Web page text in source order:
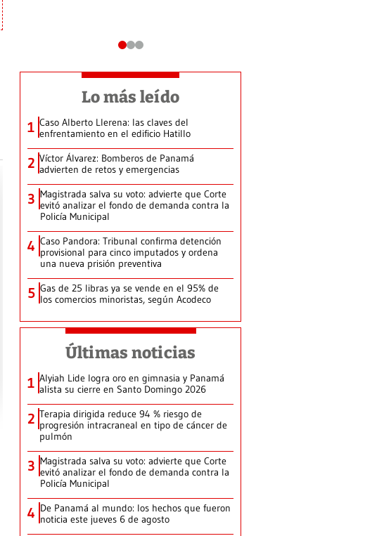
Lo más leído
1 Caso Alberto Llerena: las claves del
enfrentamiento en el edificio Hatillo
2 Víctor Álvarez: Bomberos de Panamá
advierten de retos y emergencias
3 Magistrada salva su voto: advierte que Corte
evitó analizar el fondo de demanda contra la
Policía Municipal
4 Caso Pandora: Tribunal confirma detención
provisional para cinco imputados y ordena
una nueva prisión preventiva
5 Gas de 25 libras ya se vende en el 95% de
los comercios minoristas, según Acodeco
Últimas noticias
1 Alyiah Lide logra oro en gimnasia y Panamá
alista su cierre en Santo Domingo 2026
2 Terapia dirigida reduce 94 % riesgo de
progresión intracraneal en tipo de cáncer de
pulmón
3 Magistrada salva su voto: advierte que Corte
evitó analizar el fondo de demanda contra la
Policía Municipal
4 De Panamá al mundo: los hechos que fueron
noticia este jueves 6 de agosto